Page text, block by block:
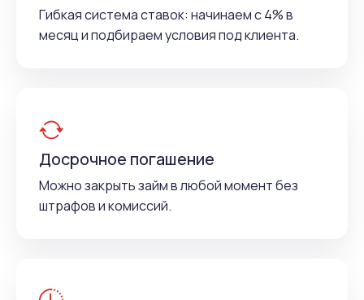
Гибкая система ставок: начинаем с 4% в
месяц и подбираем условия под клиента.
Досрочное погашение
Можно закрыть займ в любой момент без
штрафов и комиссий.